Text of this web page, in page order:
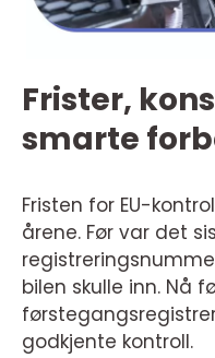
Frister,
smarte
Fristen for EU-
årene. Før var det
bilen skulle inn. Nå
godkjente kontroll.